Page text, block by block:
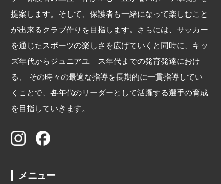
提案します。そして、保護者も一緒になって楽しむこと
が出来るクラブ作りを目指します。さらには、サッカー
を通じたスポーツの楽しさを広げていくと同時に、キッ
ズ年代からジュニアユース年代までの発育発達におけ
る、 その時々の最適な指導を長期的に一貫指導してい
くことで、各年代のリーダーとして活躍する選手の育成
を目指していきます。
メニュー